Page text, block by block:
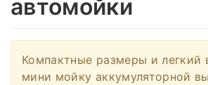
автомойки
Компактные размеры и легкий
мини мойку аккумуляторной